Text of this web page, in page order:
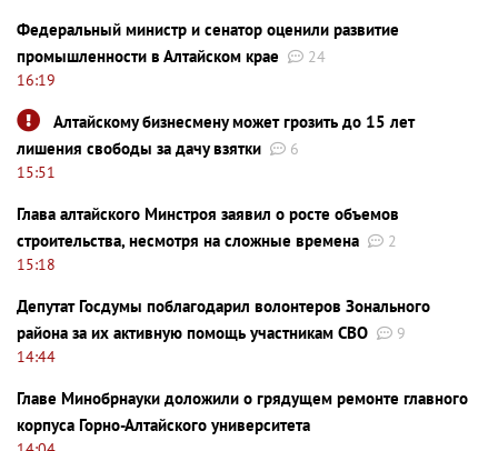
Федеральный министр и сенатор оценили развитие
промышленности в Алтайском крае
24
16:19
Алтайскому бизнесмену может грозить до 15 лет
лишения свободы за дачу взятки
6
15:51
Глава алтайского Минстроя заявил о росте объемов
строительства, несмотря на сложные времена
2
15:18
Депутат Госдумы поблагодарил волонтеров Зонального
района за их активную помощь участникам СВО
9
14:44
Главе Минобрнауки доложили о грядущем ремонте главного
корпуса Горно-Алтайского университета